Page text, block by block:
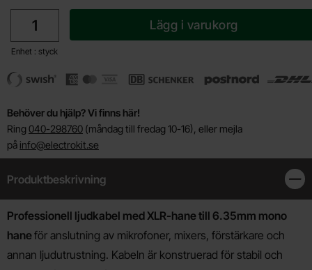
Enhet : styck
Lägg i varukorg
Behöver du hjälp? Vi finns här!
Ring 040-298760 (måndag till fredag 10-16), eller mejla
på info@electrokit.se
Produktbeskrivning
Produktbeskrivning
Professionell ljudkabel med XLR-hane till 6.35mm mono
haneför anslutning av mikrofoner, mixers, förstärkare och
annan ljudutrustning. Kabeln är konstruerad för stabil och